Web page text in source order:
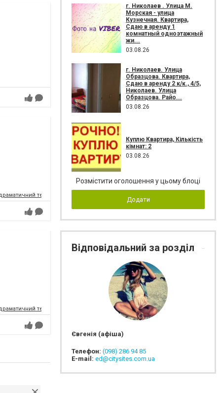
театр
театр
г. Николаев . Улица М.
Морская - улица
Кузнечная. Квартира,
Сдаю в аренду 1
комнатный одноэтажный
жи...
03.08.26
г. Николаев. Улица
Образцова. Квартира,
Сдаю в аренду 2 к/к., 4/5,
Николаев. Улица
Образцова. Райо...
03.08.26
Куплю Квартира, Кількість
кімнат: 2
03.08.26
Розмістити оголошення у цьому блоці
Додати
Відповідальний за розділ
Євгенія (афіша)
Телефон: (098) 286 94 85
E-mail: ed@citysites.com.ua